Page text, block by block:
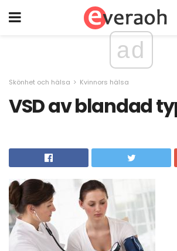
ad
Skönhet och hälsa Kvinnors hälsa
VSD av blandad